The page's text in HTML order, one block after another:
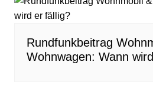
Rundfunkbeitrag
Wohnwagen: Wann